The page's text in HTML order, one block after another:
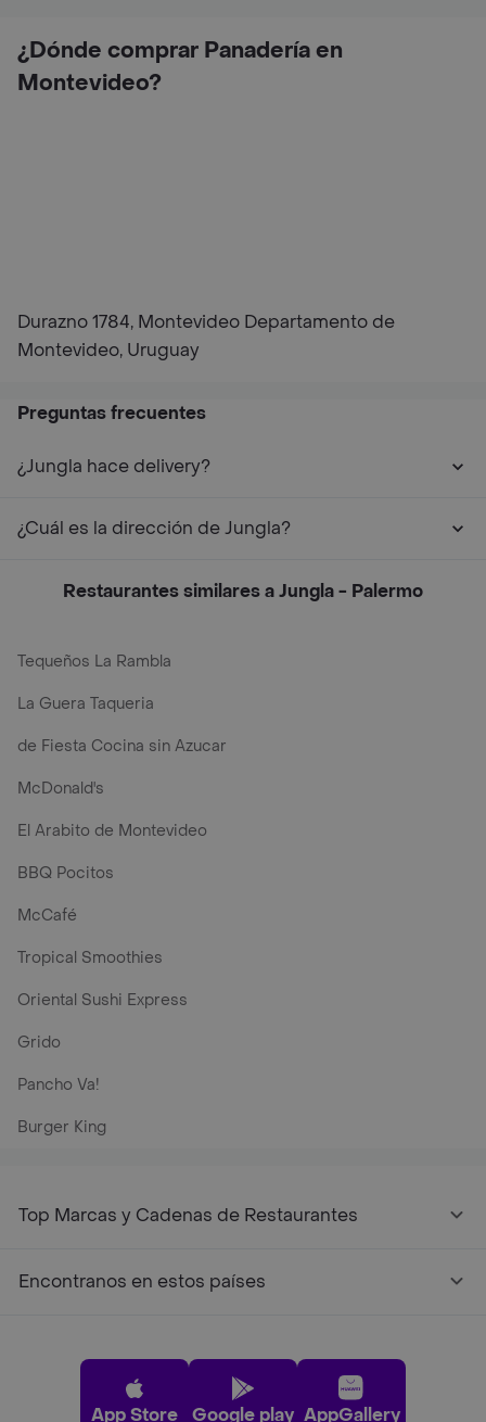
¿Dónde comprar Panadería en
Montevideo?
Durazno 1784, Montevideo Departamento de
Montevideo, Uruguay
Preguntas frecuentes
¿Jungla hace delivery?
¿Cuál es la dirección de Jungla?
Restaurantes similares a Jungla - Palermo
Tequeños La Rambla
La Guera Taqueria
de Fiesta Cocina sin Azucar
McDonald's
El Arabito de Montevideo
BBQ Pocitos
McCafé
Tropical Smoothies
Oriental Sushi Express
Grido
Pancho Va!
Burger King
Top Marcas y Cadenas de Restaurantes
Encontranos en estos países
App Store Google play AppGallery